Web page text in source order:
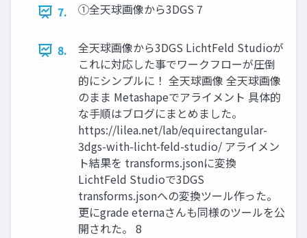
7. ①全天球画像から3DGS 7
8.
全天球画像から3DGS LichtFeld Studioが
これに対応した事でワークフローが圧倒
的にシンプルに！ 全天球画像 全天球画像
のまま Metashapeでアライメント 具体的
な手順はブログにまとめました。
https://lilea.net/lab/equirectangular-
3dgs-with-licht-feld-studio/ アライメン
ト結果を transforms.jsonに変換
LichtFeld Studioで3DGS
transforms.jsonへの変換ツール作った。
更にgrade eternaさんも同様のツールを公
開された。 8